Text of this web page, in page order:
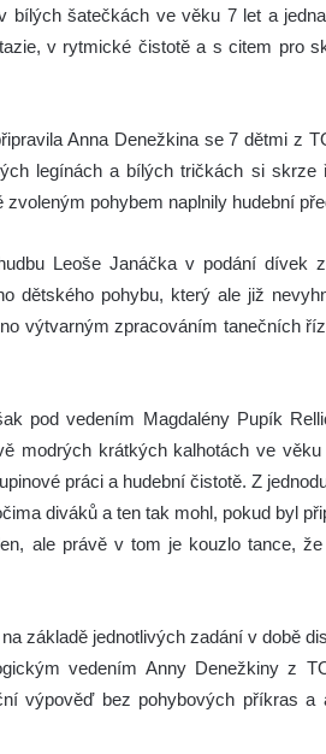
bílých šatečkách ve věku 7 let a
v rytmické čistotě a s citem pro
Anna Denežkina se 7 dětmi z
legínách a bílých tričkách si skrze
pohybem naplnily hudební
Leoše Janáčka v podání dívek
dětského pohybu, který ale již
výtvarným zpracováním tanečních
pod vedením Magdalény Pupík
modrých krátkých kalhotách ve věku
práci a hudební čistotě. Z
diváků a ten tak mohl, pokud byl
ale právě v tom je kouzlo tance,
základě jednotlivých zadání v době
vedením Anny Denežkiny z
výpověď bez pohybových příkras a